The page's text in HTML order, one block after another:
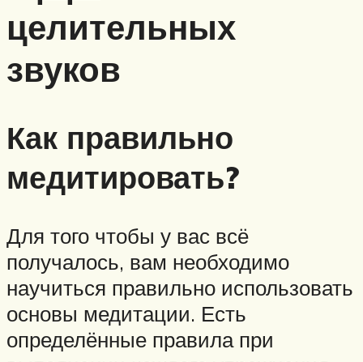
целительных
звуков
Как правильно
медитировать?
Для того чтобы у вас всё
получалось, вам необходимо
научиться правильно использовать
основы медитации. Есть
определённые правила при